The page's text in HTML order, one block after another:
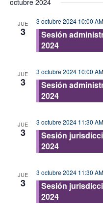
octubre 2024
JUE
3
3 octubre 2024 10:00 AM
Sesión
2024
JUE
3
3 octubre 2024 10:00 AM
Sesión
2024
JUE
3
3 octubre 2024 11:30 AM
Sesión
2024
JUE
3
3 octubre 2024 11:30 AM
Sesión
2024